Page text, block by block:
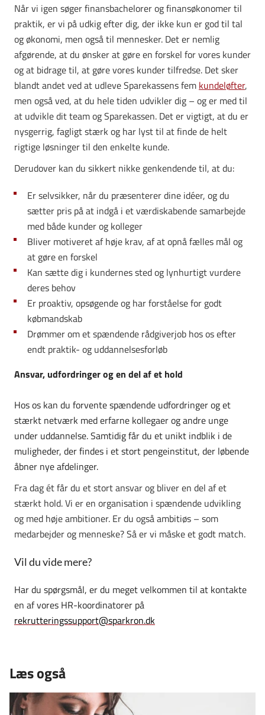
Når vi igen søger finansbachelorer og finansøkonomer til
praktik, er vi på udkig efter dig, der ikke kun er god til tal
og økonomi, men også til mennesker. Det er nemlig
afgørende, at du ønsker at gøre en forskel for vores kunder
og at bidrage til, at gøre vores kunder tilfredse. Det sker
blandt andet ved at udleve Sparekassens fem kundeløfter,
men også ved, at du hele tiden udvikler dig – og er med til
at udvikle dit team og Sparekassen. Det er vigtigt, at du er
nysgerrig, fagligt stærk og har lyst til at finde de helt
rigtige løsninger til den enkelte kunde.
Derudover kan du sikkert nikke genkendende til, at du:
Er selvsikker, når du præsenterer dine idéer, og du
sætter pris på at indgå i et værdiskabende samarbejde
med både kunder og kolleger
Bliver motiveret af høje krav, af at opnå fælles mål og
at gøre en forskel
Kan sætte dig i kundernes sted og lynhurtigt vurdere
deres behov
Er proaktiv, opsøgende og har forståelse for godt
købmandskab
Drømmer om et spændende rådgiverjob hos os efter
endt praktik- og uddannelsesforløb
Ansvar, udfordringer og en del af et hold
Hos os kan du forvente spændende udfordringer og et
stærkt netværk med erfarne kollegaer og andre unge
under uddannelse. Samtidig får du et unikt indblik i de
muligheder, der findes i et stort pengeinstitut, der løbende
åbner nye afdelinger.
Fra dag ét får du et stort ansvar og bliver en del af et
stærkt hold. Vi er en organisation i spændende udvikling
og med høje ambitioner. Er du også ambitiøs – som
medarbejder og menneske? Så er vi måske et godt match.
Vil du vide mere?
Har du spørgsmål, er du meget velkommen til at kontakte
en af vores HR-koordinatorer på
rekrutteringssupport@sparkron.dk
Læs også